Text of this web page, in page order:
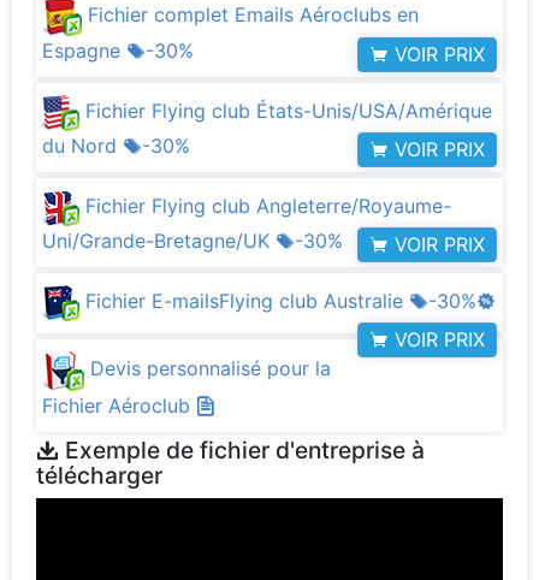
Fichier complet Emails Aéroclubs en
Espagne
-30% VOIR PRIX
Fichier Flying club États-Unis/USA/Amérique
du Nord
-30% VOIR PRIX
Fichier Flying club Angleterre/Royaume-
Uni/Grande-Bretagne/UK
-30% VOIR PRIX
Fichier E-mailsFlying club Australie
-30%
VOIR PRIX
Devis personnalisé pour la
Fichier Aéroclub
Exemple de fichier d'entreprise à
télécharger